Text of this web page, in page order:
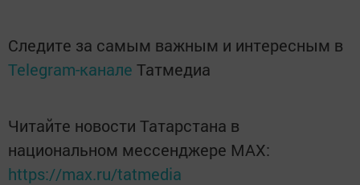
Следите за самым важным и интересным в
Telegram-канале Татмедиа
Читайте новости Татарстана в
национальном мессенджере MАХ:
https://max.ru/tatmedia